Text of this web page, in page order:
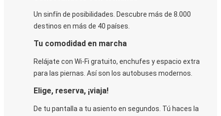
Un sinfín de posibilidades. Descubre más de 8.000
destinos en más de 40 países.
Tu comodidad en marcha
Relájate con Wi-Fi gratuito, enchufes y espacio extra
para las piernas. Así son los autobuses modernos.
Elige, reserva, ¡viaja!
De tu pantalla a tu asiento en segundos. Tú haces la